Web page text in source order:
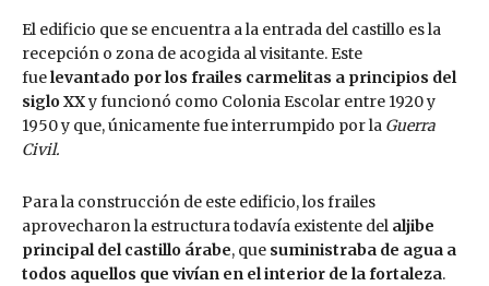
El edificio que se encuentra a la entrada del castillo es la
recepción o zona de acogida al visitante. Este
fuelevantado por los frailes carmelitas a principios del
siglo XXy funcionó como Colonia Escolar entre 1920 y
1950 y que, únicamente fue interrumpido por la Guerra
Civil.
Para la construcción de este edificio, los frailes
aprovecharon la estructura todavía existente del aljibe
principal del castillo árabe, que suministraba de agua a
todos aquellos que vivían en el interior de la fortaleza.